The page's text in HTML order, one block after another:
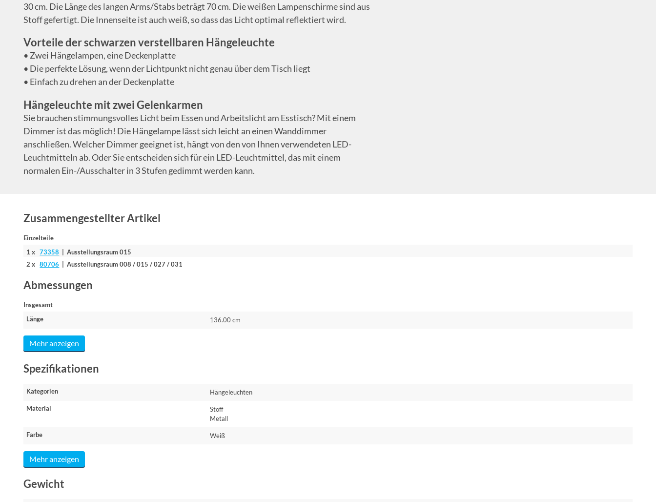
30 cm. Die Länge des langen Arms/Stabs beträgt 70 cm. Die weißen Lampenschirme sind aus
Stoff gefertigt. Die Innenseite ist auch weiß, so dass das Licht optimal reflektiert wird.
Vorteile der schwarzen verstellbaren Hängeleuchte
• Zwei Hängelampen, eine Deckenplatte
• Die perfekte Lösung, wenn der Lichtpunkt nicht genau über dem Tisch liegt
• Einfach zu drehen an der Deckenplatte
Hängeleuchte mit zwei Gelenkarmen
Sie brauchen stimmungsvolles Licht beim Essen und Arbeitslicht am Esstisch? Mit einem
Dimmer ist das möglich! Die Hängelampe lässt sich leicht an einen Wanddimmer
anschließen. Welcher Dimmer geeignet ist, hängt von den von Ihnen verwendeten LED-
Leuchtmitteln ab. Oder Sie entscheiden sich für ein LED-Leuchtmittel, das mit einem
normalen Ein-/Ausschalter in 3 Stufen gedimmt werden kann.
Zusammengestellter Artikel
Einzelteile
1 x73358 | Ausstellungsraum 015
2 x80706 | Ausstellungsraum 008 / 015 / 027 / 031
Abmessungen
Insgesamt
Länge
136.00 cm
Mehr anzeigen
Spezifikationen
Kategorien Hängeleuchten
Material
Stoff
Metall
Farbe Weiß
Mehr anzeigen
Gewicht